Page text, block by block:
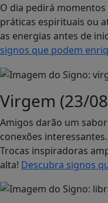
O dia pedirá
práticas espirituais ou
as energias antes de
signos que podem
Virgem (23/
Amigos darão um
conexões
Trocas inspiradoras
alta! Descubra signos